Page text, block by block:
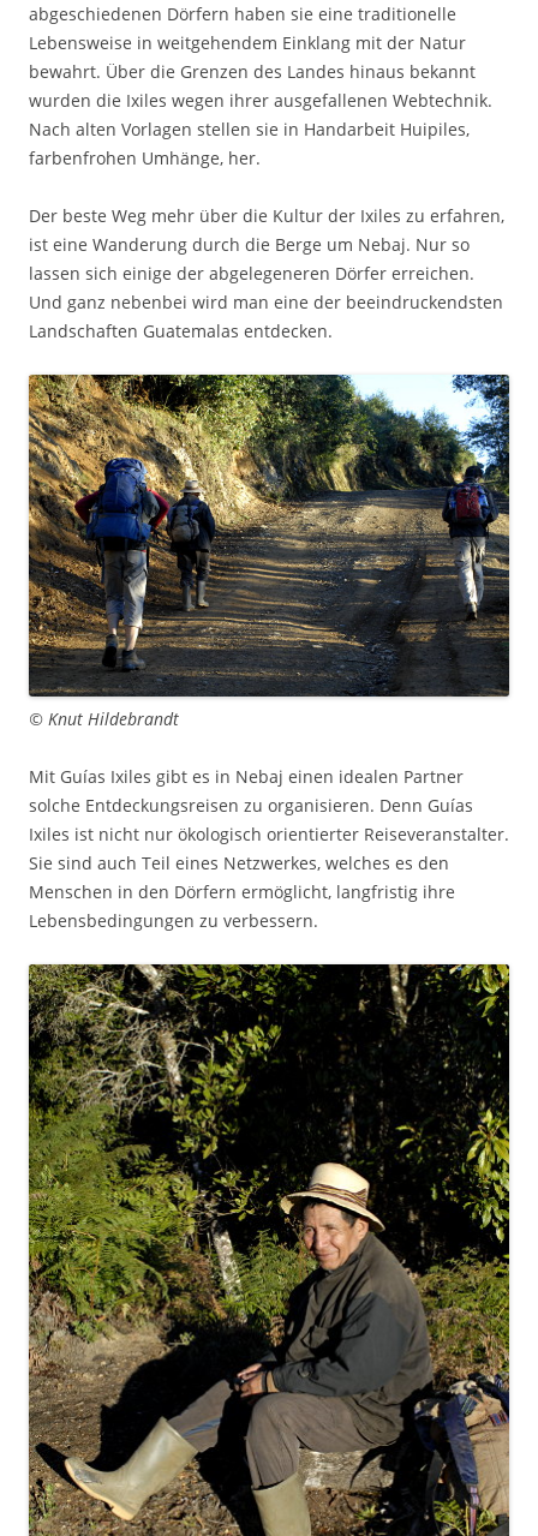
abgeschiedenen Dörfern haben sie eine traditionelle
Lebensweise in weitgehendem Einklang mit der Natur
bewahrt. Über die Grenzen des Landes hinaus bekannt
wurden die Ixiles wegen ihrer ausgefallenen Webtechnik.
Nach alten Vorlagen stellen sie in Handarbeit Huipiles,
farbenfrohen Umhänge, her.
Der beste Weg mehr über die Kultur der Ixiles zu erfahren,
ist eine Wanderung durch die Berge um Nebaj. Nur so
lassen sich einige der abgelegeneren Dörfer erreichen.
Und ganz nebenbei wird man eine der beeindruckendsten
Landschaften Guatemalas entdecken.
© Knut Hildebrandt
Mit Guías Ixiles gibt es in Nebaj einen idealen Partner
solche Entdeckungsreisen zu organisieren. Denn Guías
Ixiles ist nicht nur ökologisch orientierter Reiseveranstalter.
Sie sind auch Teil eines Netzwerkes, welches es den
Menschen in den Dörfern ermöglicht, langfristig ihre
Lebensbedingungen zu verbessern.